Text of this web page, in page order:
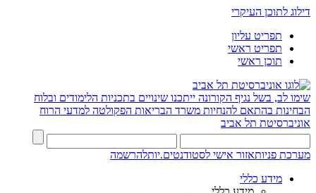
דילוג לתוכן העיקרי
תפריט עליון
תפריט ראשי
תוכן ראשי
שימו לב, בשל נגיף הקורונה ייתכנו שינויים בתכניות הלימודים ובלוח
הבחינות בהתאם להנחיות משרד הבריאות הפקולטה למדעי הרוח
אוניברסיטת תל אביב
מערכת פניותאזור אישי לסטודנטים.יותלהרשמה
מידע כללי